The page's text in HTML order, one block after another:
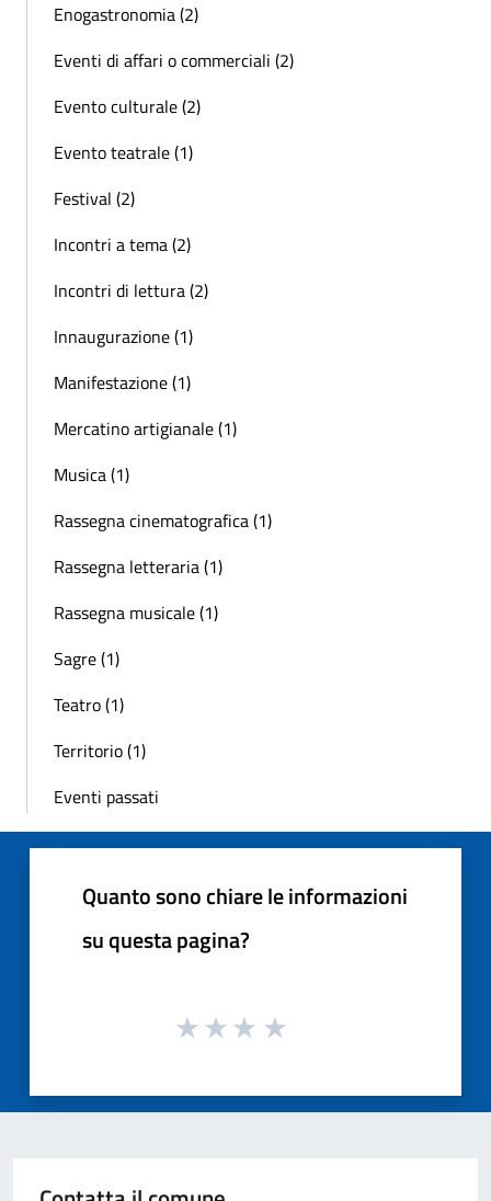
Enogastronomia (2)
Eventi di affari o commerciali (2)
Evento culturale (2)
Evento teatrale (1)
Festival (2)
Incontri a tema (2)
Incontri di lettura (2)
Innaugurazione (1)
Manifestazione (1)
Mercatino artigianale (1)
Musica (1)
Rassegna cinematografica (1)
Rassegna letteraria (1)
Rassegna musicale (1)
Sagre (1)
Teatro (1)
Territorio (1)
Eventi passati
Quanto sono chiare le informazioni
su questa pagina?